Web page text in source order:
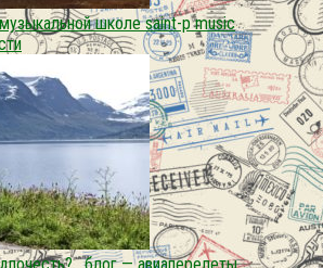
школе saint-p music